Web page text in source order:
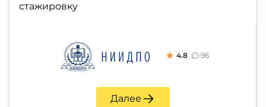
стажировку
4.8 96
Далее